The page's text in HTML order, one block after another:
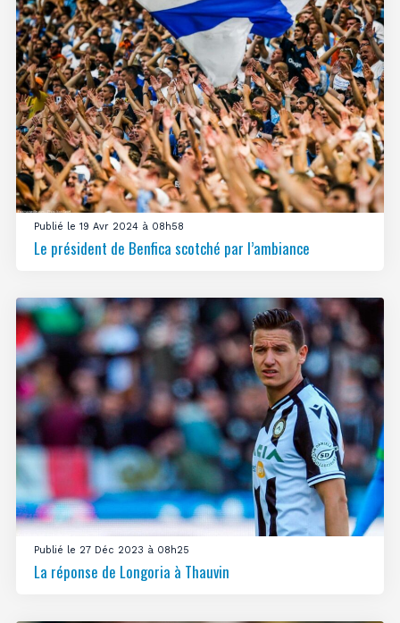
Publié le 19 Avr 2024 à 08h58
Le président de Benfica scotché par l’ambiance
Publié le 27 Déc 2023 à 08h25
La réponse de Longoria à Thauvin